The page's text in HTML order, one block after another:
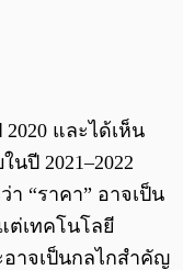
และได้เห็น
ปี 2021–2022
“ราคา” อาจเป็น
ต่เทคโนโลยี
อาจเป็นกลไกสำคัญ